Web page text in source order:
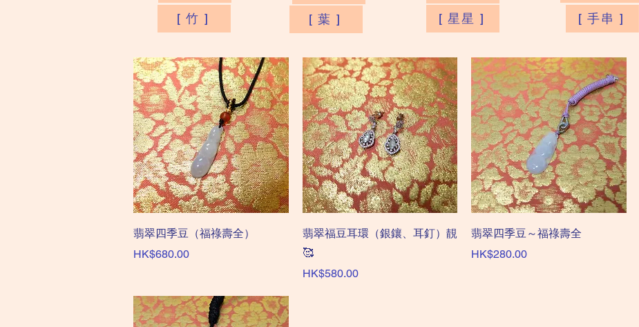
[ 竹 ]
[ 葉 ] [ 星星 ] [ 手串 ]
快速瀏覽
翡翠四季豆（福祿壽全）
價格
HK$680.00
快速瀏覽
翡翠福豆耳環（銀鑲、耳釘）靚
🥰
價格
HK$580.00
快速瀏覽
翡翠四季豆～福祿壽全
價格
HK$280.00